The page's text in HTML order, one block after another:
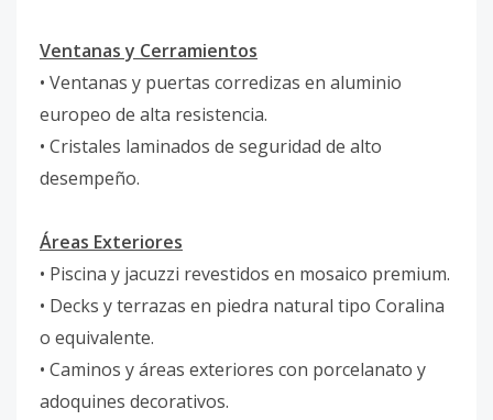
Ventanas y Cerramientos
• Ventanas y puertas corredizas en aluminio
europeo de alta resistencia.
• Cristales laminados de seguridad de alto
desempeño.
Áreas Exteriores
• Piscina y jacuzzi revestidos en mosaico premium.
• Decks y terrazas en piedra natural tipo Coralina
o equivalente.
• Caminos y áreas exteriores con porcelanato y
adoquines decorativos.